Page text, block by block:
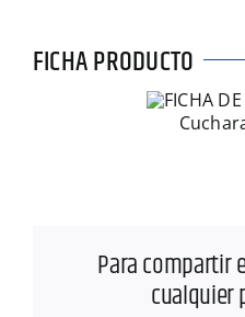
FICHA PRODUCTO
Para compartir
cualquier